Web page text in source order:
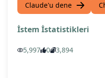
Claude'u dene
İstem İstatistikleri
5,997 0 3,894